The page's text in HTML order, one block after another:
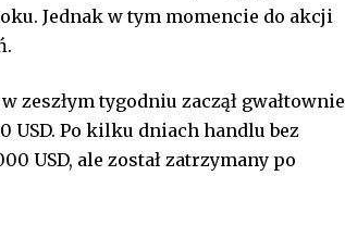
Jednak w tym momencie do akcji
zeszłym tygodniu zaczął gwałtownie
USD. Po kilku dniach handlu bez
USD, ale został zatrzymany po